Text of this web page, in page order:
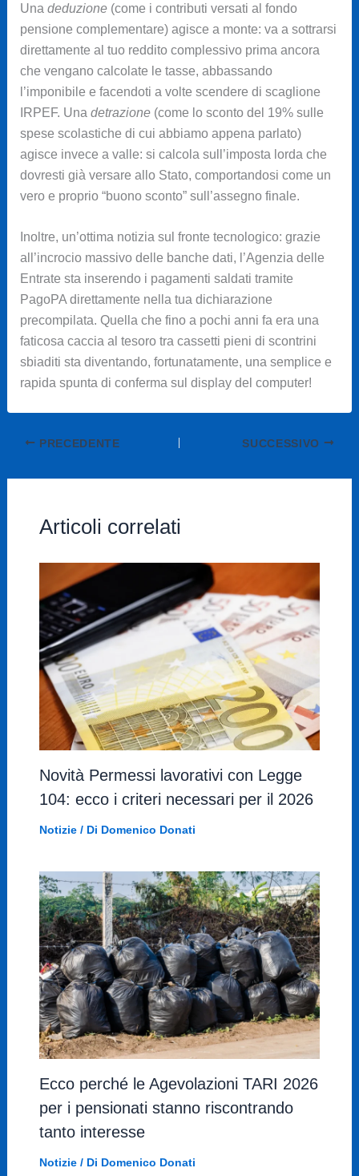
Una deduzione(come i contributi versati al fondo
pensione complementare) agisce a monte: va a sottrarsi
direttamente al tuo reddito complessivo prima ancora
che vengano calcolate le tasse, abbassando
l’imponibile e facendoti a volte scendere di scaglione
IRPEF. Una detrazione(come lo sconto del 19% sulle
spese scolastiche di cui abbiamo appena parlato)
agisce invece a valle: si calcola sull’imposta lorda che
dovresti già versare allo Stato, comportandosi come un
vero e proprio “buono sconto” sull’assegno finale.
Inoltre, un’ottima notizia sul fronte tecnologico: grazie
all’incrocio massivo delle banche dati, l’Agenzia delle
Entrate sta inserendo i pagamenti saldati tramite
PagoPA direttamente nella tua dichiarazione
precompilata. Quella che fino a pochi anni fa era una
faticosa caccia al tesoro tra cassetti pieni di scontrini
sbiaditi sta diventando, fortunatamente, una semplice e
rapida spunta di conferma sul display del computer!
PRECEDENTE SUCCESSIVO
Articoli correlati
Novità Permessi lavorativi con Legge
104: ecco i criteri necessari per il 2026
Notizie/ Di Domenico Donati
Ecco perché le Agevolazioni TARI 2026
per i pensionati stanno riscontrando
tanto interesse
Notizie/ Di Domenico Donati